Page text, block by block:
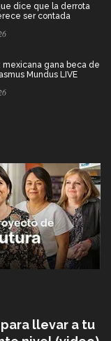
dice que la derrota
ser contada
mexicana gana beca de
Mundus LIVE
llevar a tu